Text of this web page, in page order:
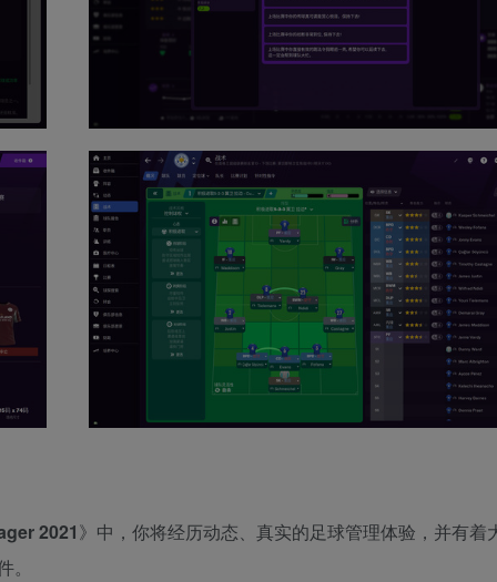
2021》中，你将经历动态、真实的足球管理体验，并有着